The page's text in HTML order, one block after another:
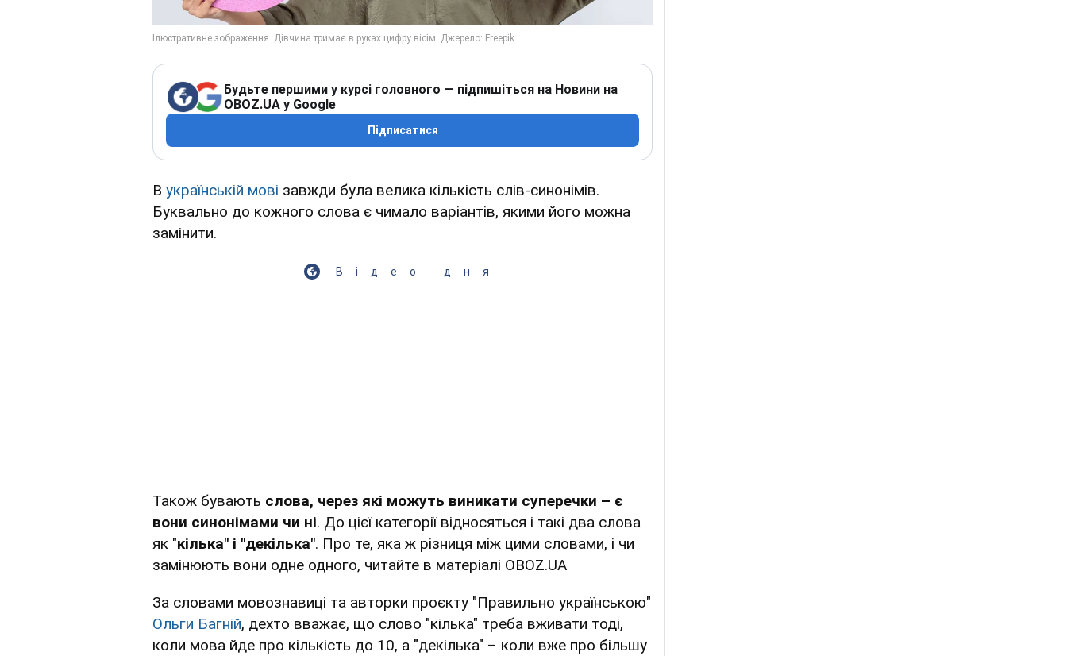
Будьте першими у курсі головного — підпишіться на Новини на
OBOZ.UA у Google
Підписатися
В українській мові завжди була велика кількість слів-синонімів.
Буквально до кожного слова є чимало варіантів, якими його можна
замінити.
Відео дня
Також бувають слова, через які можуть виникати суперечки – є
вони синонімами чи ні. До цієї категорії відносяться і такі два слова
як "кілька" і "декілька". Про те, яка ж різниця між цими словами, і чи
замінюють вони одне одного, читайте в матеріалі OBOZ.UA
За словами мовознавиці та авторки проєкту "Правильно українською"
Ольги Багній, дехто вважає, що слово "кілька" треба вживати тоді,
коли мова йде про кількість до 10, а "декілька" – коли вже про більшу